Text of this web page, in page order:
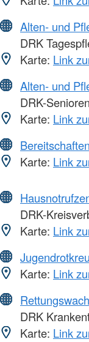
Alten- und
DRK
Karte: Link
Alten- und
DRK-
Karte: Link
Karte: Link
DRK-
Karte: Link
Karte: Link
DRK
Karte: Link